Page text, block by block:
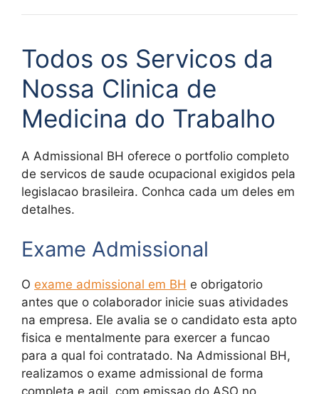
Todos os Servicos da
Nossa Clinica de
Medicina do Trabalho
A Admissional BH oferece o portfolio completo
de servicos de saude ocupacional exigidos pela
legislacao brasileira. Conhca cada um deles em
detalhes.
Exame Admissional
O exame admissional em BH e obrigatorio
antes que o colaborador inicie suas atividades
na empresa. Ele avalia se o candidato esta apto
fisica e mentalmente para exercer a funcao
para a qual foi contratado. Na Admissional BH,
realizamos o exame admissional de forma
completa e agil, com emissao do ASO no